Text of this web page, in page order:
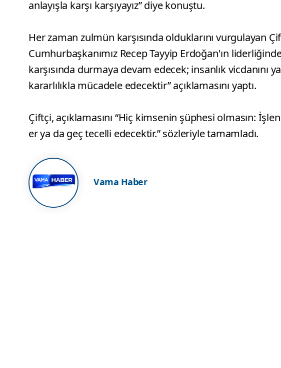
anlayışla karşı karşıyayız” diye konuştu.
Her zaman zulmün karşısında olduklarını vurgulayan
Cumhurbaşkanımız Recep Tayyip Erdoğan'ın
karşısında durmaya devam edecek; insanlık vicdanını
kararlılıkla mücadele edecektir” açıklamasını yaptı.
Çiftçi, açıklamasını “Hiç kimsenin şüphesi olmasın:
er ya da geç tecelli edecektir.” sözleriyle tamamladı.
Vama Haber